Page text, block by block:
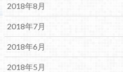
2018年8月
2018年7月
2018年6月
2018年5月